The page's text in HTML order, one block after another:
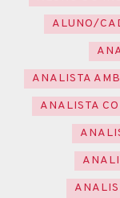
ALUNO/
ANALISTA
ANALISTA